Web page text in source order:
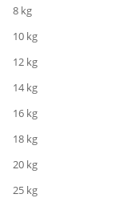
8 kg
10 kg
12 kg
14 kg
16 kg
18 kg
20 kg
25 kg